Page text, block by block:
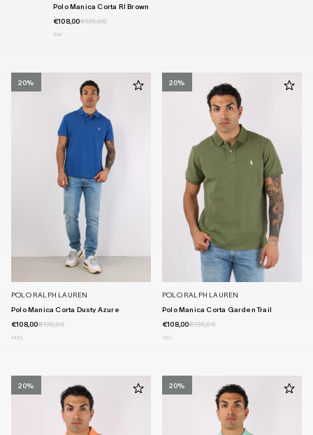
Polo Manica Corta Rl Brown
€108,00€135,00
SM
20%
POLO RALPH LAUREN
Polo Manica Corta Dusty Azure
€108,00€135,00
MXL
20%
POLO RALPH LAUREN
Polo Manica Corta Garden Trail
€108,00€135,00
SXL
20% 20%